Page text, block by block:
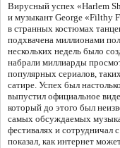
Вирусный успех «Harlem
и музыкант George «Filthy
в странных костюмах
подхвачена миллионами
нескольких недель было
набрали миллиарды
популярных сериалов,
сатире. Успех был
выпустил официальное
который до этого был
самых обсуждаемых
фестивалях и
показал, как интернет